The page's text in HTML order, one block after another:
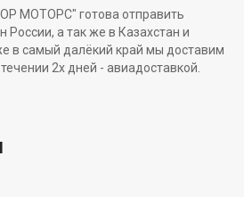
МОТОРС" готова отправить
России, а так же в Казахстан и
в самый далёкий край мы доставим
2х дней - авиадоставкой.